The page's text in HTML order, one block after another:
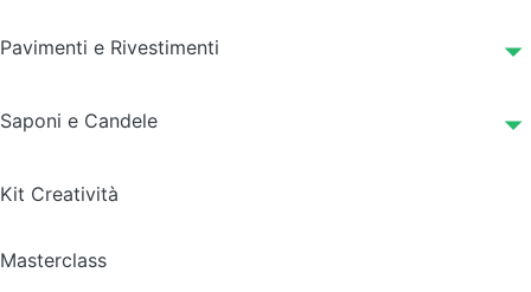
Pavimenti e Rivestimenti
Saponi e Candele
Kit Creatività
Masterclass